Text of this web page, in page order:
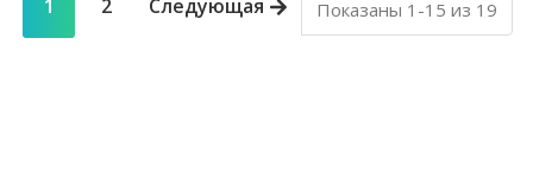
1 2 Следующая Показаны 1-15 из 19